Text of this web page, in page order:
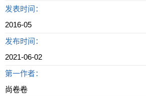
发表时间：
2016-05
发布时间：
2021-06-02
第一作者：
尚卷卷